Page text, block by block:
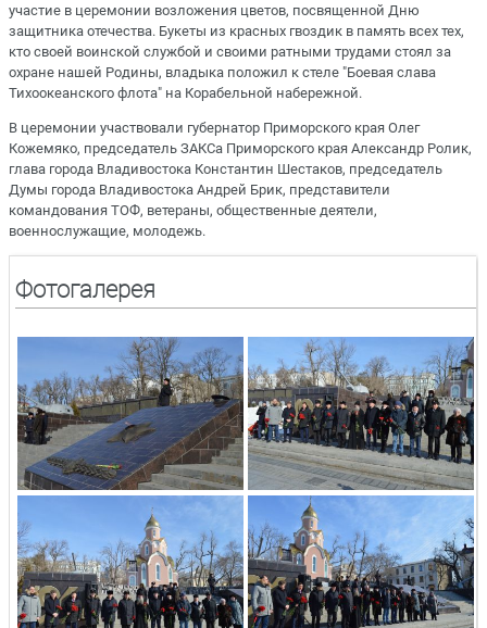
участие в церемонии возложения цветов, посвященной Дню
защитника отечества. Букеты из красных гвоздик в память всех тех,
кто своей воинской службой и своими ратными трудами стоял за
охране нашей Родины, владыка положил к стеле "Боевая слава
Тихоокеанского флота" на Корабельной набережной.
В церемонии участвовали губернатор Приморского края Олег
Кожемяко, председатель ЗАКСа Приморского края Александр Ролик,
глава города Владивостока Константин Шестаков, председатель
Думы города Владивостока Андрей Брик, представители
командования ТОФ, ветераны, общественные деятели,
военнослужащие, молодежь.
Фотогалерея